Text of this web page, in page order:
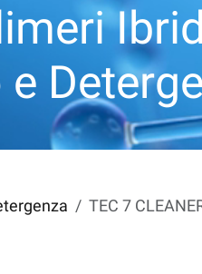
TEC 7